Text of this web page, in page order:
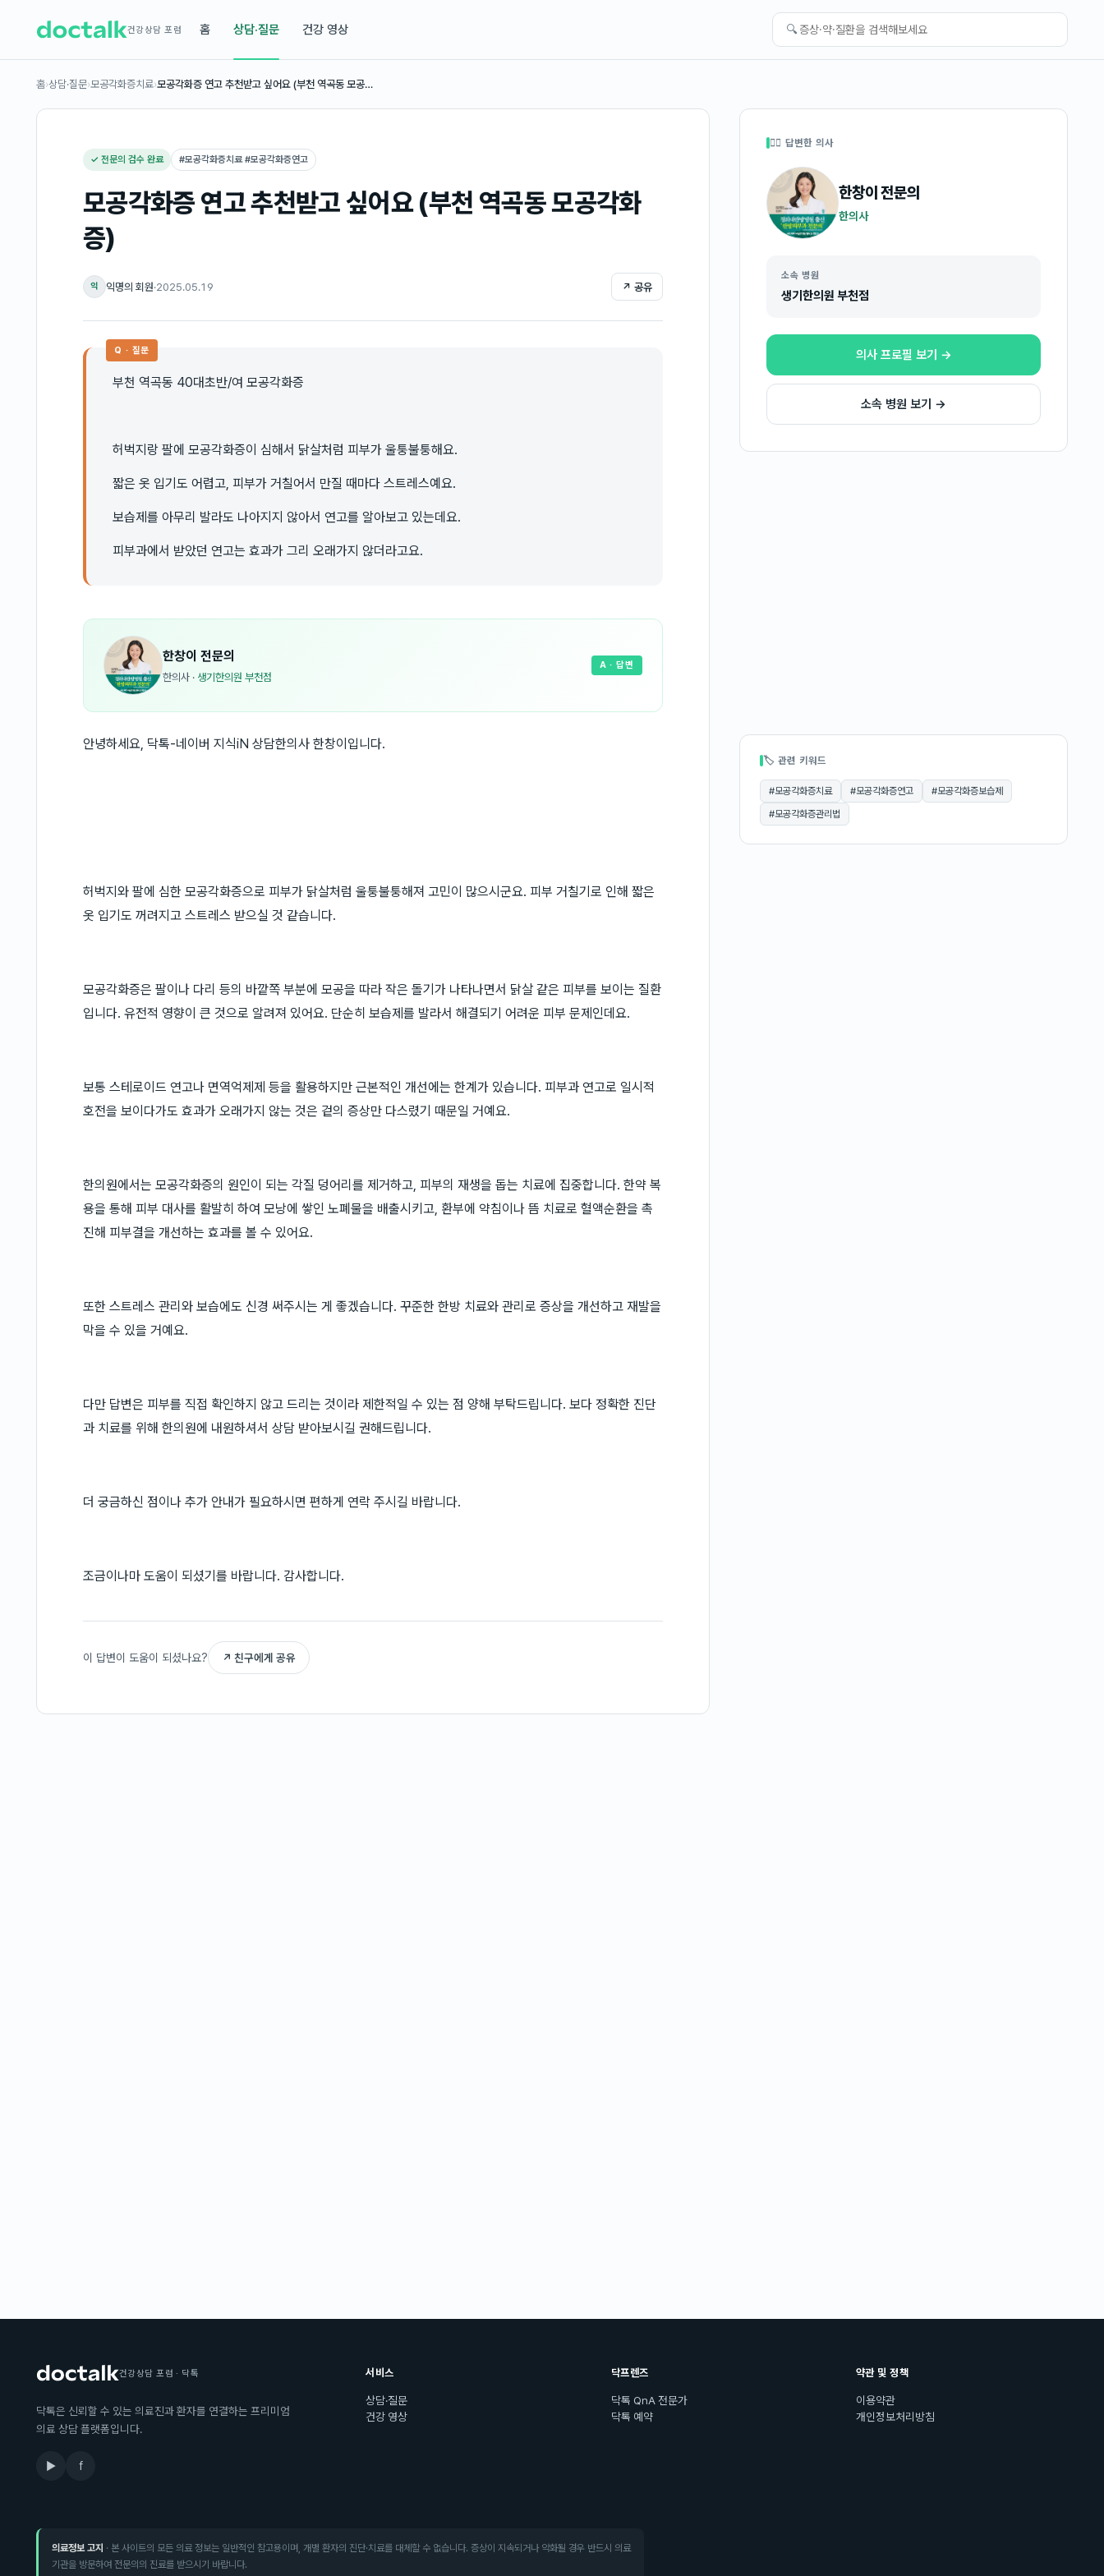
건강상담 포럼 홈 상담·질문 건강 영상 🔍
홈›상담·질문›모공각화증치료›모공각화증 연고 추천받고 싶어요 (부천 역곡동 모공…
✓ 전문의 검수 완료 #모공각화증치료 #모공각화증연고
모공각화증 연고 추천받고 싶어요 (부천 역곡동 모공각화
증)
익 익명의 회원·2025.05.19 ↗ 공유
Q · 질문
부천 역곡동 40대초반/여 모공각화증
허벅지랑 팔에 모공각화증이 심해서 닭살처럼 피부가 울퉁불퉁해요.
짧은 옷 입기도 어렵고, 피부가 거칠어서 만질 때마다 스트레스예요.
보습제를 아무리 발라도 나아지지 않아서 연고를 알아보고 있는데요.
피부과에서 받았던 연고는 효과가 그리 오래가지 않더라고요.
한창이 전문의
한의사 · 생기한의원 부천점
A · 답변
안녕하세요, 닥톡-네이버 지식iN 상담한의사 한창이입니다.
허벅지와 팔에 심한 모공각화증으로 피부가 닭살처럼 울퉁불퉁해져 고민이 많으시군요. 피부 거칠기로 인해 짧은
옷 입기도 꺼려지고 스트레스 받으실 것 같습니다.
모공각화증은 팔이나 다리 등의 바깥쪽 부분에 모공을 따라 작은 돌기가 나타나면서 닭살 같은 피부를 보이는 질환
입니다. 유전적 영향이 큰 것으로 알려져 있어요. 단순히 보습제를 발라서 해결되기 어려운 피부 문제인데요.
보통 스테로이드 연고나 면역억제제 등을 활용하지만 근본적인 개선에는 한계가 있습니다. 피부과 연고로 일시적
호전을 보이다가도 효과가 오래가지 않는 것은 겉의 증상만 다스렸기 때문일 거예요.
한의원에서는 모공각화증의 원인이 되는 각질 덩어리를 제거하고, 피부의 재생을 돕는 치료에 집중합니다. 한약 복
용을 통해 피부 대사를 활발히 하여 모낭에 쌓인 노폐물을 배출시키고, 환부에 약침이나 뜸 치료로 혈액순환을 촉
진해 피부결을 개선하는 효과를 볼 수 있어요.
또한 스트레스 관리와 보습에도 신경 써주시는 게 좋겠습니다. 꾸준한 한방 치료와 관리로 증상을 개선하고 재발을
막을 수 있을 거예요.
다만 답변은 피부를 직접 확인하지 않고 드리는 것이라 제한적일 수 있는 점 양해 부탁드립니다. 보다 정확한 진단
과 치료를 위해 한의원에 내원하셔서 상담 받아보시길 권해드립니다.
더 궁금하신 점이나 추가 안내가 필요하시면 편하게 연락 주시길 바랍니다.
조금이나마 도움이 되셨기를 바랍니다. 감사합니다.
이 답변이 도움이 되셨나요? ↗ 친구에게 공유
👩‍⚕️ 답변한 의사
한창이전문의
한의사
소속 병원
생기한의원 부천점
의사 프로필 보기 →
소속 병원 보기 →
🏷 관련 키워드
#모공각화증치료 #모공각화증연고 #모공각화증보습제
#모공각화증관리법
건강상담 포럼 · 닥톡
닥톡은 신뢰할 수 있는 의료진과 환자를 연결하는 프리미엄
의료 상담 플랫폼입니다.
▶ f
서비스
상담·질문
건강 영상
닥프렌즈
닥톡 QnA 전문가
닥톡 예약
약관 및 정책
이용약관
개인정보처리방침
의료정보 고지 · 본 사이트의 모든 의료 정보는 일반적인 참고용이며, 개별 환자의 진단·치료를 대체할 수 없습니다. 증상이 지속되거나 악화될 경우 반드시 의료
기관을 방문하여 전문의의 진료를 받으시기 바랍니다.